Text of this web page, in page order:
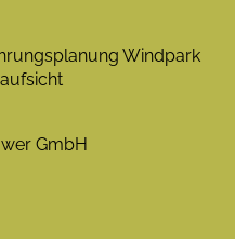
Windpark
GmbH